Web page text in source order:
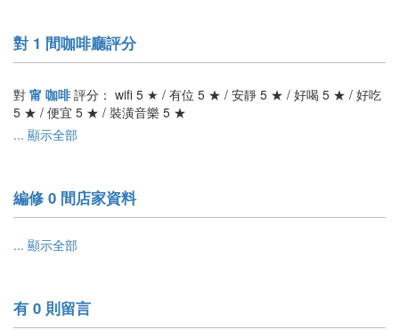
對 1 間咖啡廳評分
對 甯 咖啡評分： wifi 5 ★ / 有位 5 ★ / 安靜 5 ★ / 好喝 5 ★ / 好吃
5 ★ / 便宜 5 ★ / 裝潢音樂 5 ★
... 顯示全部
編修 0 間店家資料
... 顯示全部
有 0 則留言